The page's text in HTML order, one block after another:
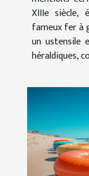
XIIIe siècle,
fameux fer à
un ustensile
héraldiques,